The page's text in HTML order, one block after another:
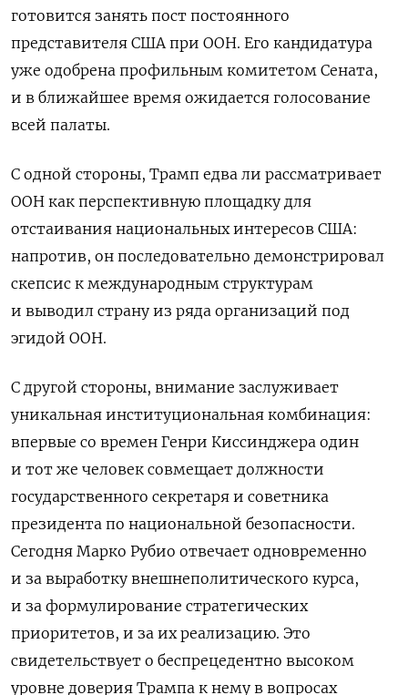
готовится занять пост постоянного
представителя США при ООН. Его кандидатура
уже одобрена профильным комитетом Сената,
и в ближайшее время ожидается голосование
всей палаты.
С одной стороны, Трамп едва ли рассматривает
ООН как перспективную площадку для
отстаивания национальных интересов США:
напротив, он последовательно демонстрировал
скепсис к международным структурам
и выводил страну из ряда организаций под
эгидой ООН.
С другой стороны, внимание заслуживает
уникальная институциональная комбинация:
впервые со времен Генри Киссинджера один
и тот же человек совмещает должности
государственного секретаря и советника
президента по национальной безопасности.
Сегодня Марко Рубио отвечает одновременно
и за выработку внешнеполитического курса,
и за формулирование стратегических
приоритетов, и за их реализацию. Это
свидетельствует о беспрецедентно высоком
уровне доверия Трампа к нему в вопросах